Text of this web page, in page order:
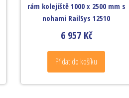
rám kolejiště 1000 x 2500 mm s
nohami RailSys 12510
6 957 Kč
Přidat do košíku